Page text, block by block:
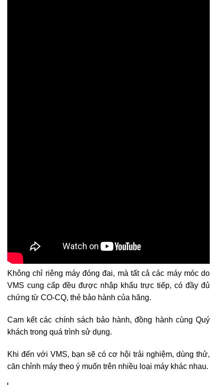
Không chỉ riêng máy đóng đai, mà tất cả các máy móc do
VMS cung cấp đều được nhập khẩu trực tiếp, có đầy đủ
chứng từ CO-CQ, thẻ bảo hành của hãng.
Cam kết các chính sách bảo hành, đồng hành cùng Quý
khách trong quá trình sử dụng.
Khi đến với VMS, bạn sẽ có cơ hội trải nghiệm, dùng thử,
căn chỉnh máy theo ý muốn trên nhiều loại máy khác nhau.